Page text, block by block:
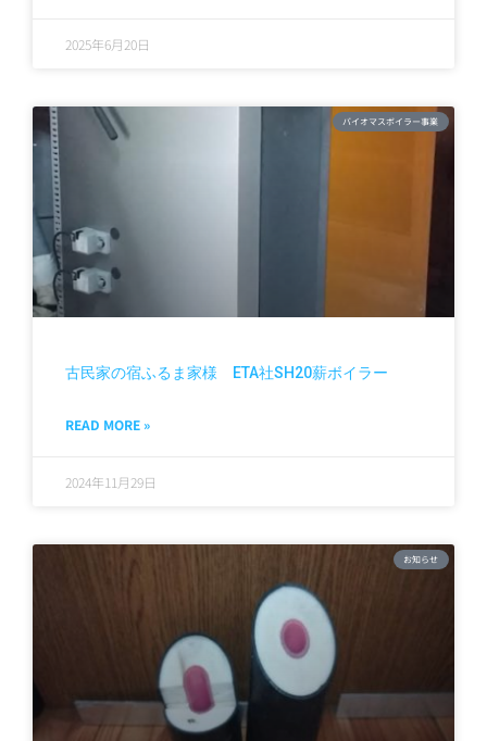
2025年6月20日
バイオマスボイラー事業
古民家の宿ふるま家様 ETA社SH20薪ボイラー
READ MORE »
2024年11月29日
お知らせ